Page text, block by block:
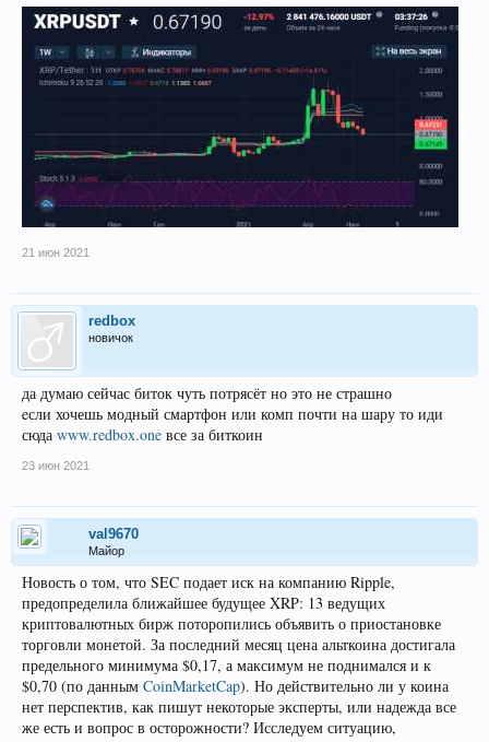
21 июн 2021
redbox
новичок
да думаю сейчас биток чуть потрясёт но это не страшно
eсли хочешь модный смартфон или комп почти на шару то иди
сюда www.redbox.one все за биткоин
23 июн 2021
val9670
Майор
Новость о том, что SEC подает иск на компанию Ripple,
предопределила ближайшее будущее XRP: 13 ведущих
криптовалютных бирж поторопились объявить о приостановке
торговли монетой. За последний месяц цена альткоина достигала
предельного минимума $0,17, а максимум не поднимался и к
$0,70 (по данным CoinMarketCap). Но действительно ли у коина
нет перспектив, как пишут некоторые эксперты, или надежда все
же есть и вопрос в осторожности? Исследуем ситуацию,